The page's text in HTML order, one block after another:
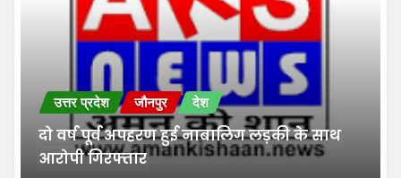
उत्तर प्रदेश जौनपुर देश
दो वर्ष पूर्व अपहरण हुई नाबालिग लड़की के साथ
आरोपी गिरफ्तार